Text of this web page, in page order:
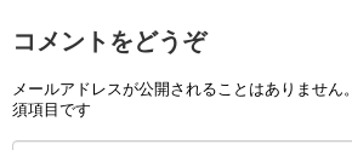
コメントをどうぞ
メールアドレスが公開されることはありません。
須項目です